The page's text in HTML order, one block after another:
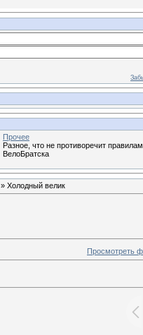
Прочее
Разное, что не противоречит правилам
ВелоБратска
» Холодный велик
Просмотреть